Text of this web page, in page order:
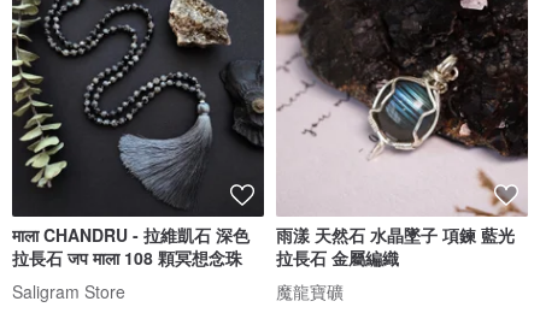
माला CHANDRU - 拉維凱石 深色
拉長石 जप माला 108 顆冥想念珠
Saligram Store
雨漾 天然石 水晶墜子 項鍊 藍光
拉長石 金屬編織
魔龍寶礦